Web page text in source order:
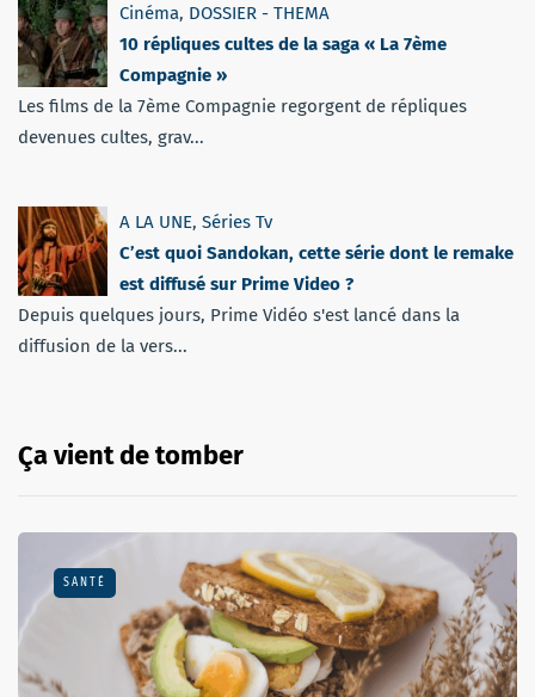
Cinéma, DOSSIER - THEMA
10 répliques cultes de la saga « La 7ème
Compagnie »
Les films de la 7ème Compagnie regorgent de répliques
devenues cultes, grav...
A LA UNE, Séries Tv
C’est quoi Sandokan, cette série dont le remake
est diffusé sur Prime Video ?
Depuis quelques jours, Prime Vidéo s'est lancé dans la
diffusion de la vers...
Ça vient de tomber
SANTÉ